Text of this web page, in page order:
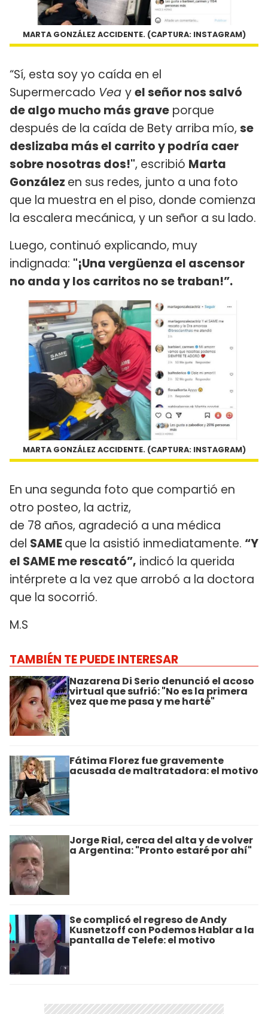
MARTA GONZÁLEZ ACCIDENTE. (CAPTURA: INSTAGRAM)
“Sí, esta soy yo caída en el
Supermercado Vea yel señor nos salvó
de algo mucho más grave porque
después de la caída de Bety arriba mío, se
deslizaba más el carrito y podría caer
sobre nosotras dos!", escribió Marta
González en sus redes, junto a una foto
que la muestra en el piso, donde comienza
la escalera mecánica, y un señor a su lado.
Luego, continuó explicando, muy
indignada: "¡Una vergüenza el ascensor
no anda y los carritos no se traban!”.
MARTA GONZÁLEZ ACCIDENTE. (CAPTURA: INSTAGRAM)
En una segunda foto que compartió en
otro posteo, la actriz,
de 78 años, agradeció a una médica
del SAMEque la asistió inmediatamente. “Y
el SAME me rescató”, indicó la querida
intérprete a la vez que arrobó a la doctora
que la socorrió.
M.S
TAMBIÉN TE PUEDE INTERESAR
Nazarena Di Serio denunció el acoso
virtual que sufrió: "No es la primera
vez que me pasa y me harté"
Fátima Florez fue gravemente
acusada de maltratadora: el motivo
Jorge Rial, cerca del alta y de volver
a Argentina: "Pronto estaré por ahí"
Se complicó el regreso de Andy
Kusnetzoff con Podemos Hablar a la
pantalla de Telefe: el motivo